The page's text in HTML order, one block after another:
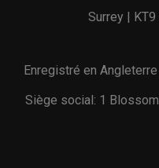
Surrey | KT9
Enregistré en
Siège social: 1 Blossom